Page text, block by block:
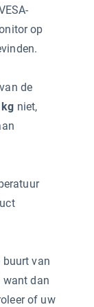
op
van de
niet,
buurt van
want dan
of uw